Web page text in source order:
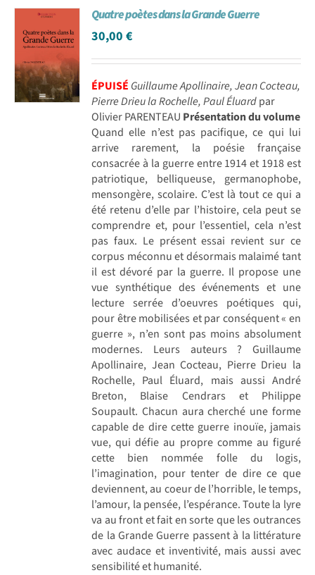
Achat en ligne
Panier WooCommerce
Quatre poètes dans la Grande Guerre
30,00€
ÉPUISÉ Guillaume Apollinaire, Jean Cocteau,
Pierre Drieu la Rochelle, Paul Éluardpar
Olivier PARENTEAU Présentation du volume
Quand elle n’est pas pacifique, ce qui lui
arrive rarement, la poésie française
consacrée à la guerre entre 1914 et 1918 est
patriotique, belliqueuse, germanophobe,
mensongère, scolaire. C’est là tout ce qui a
été retenu d’elle par l’histoire, cela peut se
comprendre et, pour l’essentiel, cela n’est
pas faux. Le présent essai revient sur ce
corpus méconnu et désormais malaimé tant
il est dévoré par la guerre. Il propose une
vue synthétique des événements et une
lecture serrée d’oeuvres poétiques qui,
pour être mobilisées et par conséquent « en
guerre », n’en sont pas moins absolument
modernes. Leurs auteurs ? Guillaume
Apollinaire, Jean Cocteau, Pierre Drieu la
Rochelle, Paul Éluard, mais aussi André
Breton, Blaise Cendrars et Philippe
Soupault. Chacun aura cherché une forme
capable de dire cette guerre inouïe, jamais
vue, qui défie au propre comme au figuré
cette bien nommée folle du logis,
l’imagination, pour tenter de dire ce que
deviennent, au coeur de l’horrible, le temps,
l’amour, la pensée, l’espérance. Toute la lyre
va au front et fait en sorte que les outrances
de la Grande Guerre passent à la littérature
avec audace et inventivité, mais aussi avec
sensibilité et humanité.